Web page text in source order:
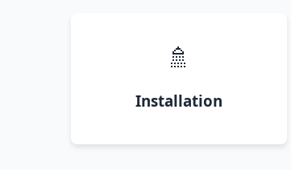
🚿
Installation